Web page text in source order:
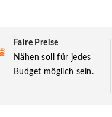
Faire Preise
Nähen soll für jedes
Budget möglich sein.